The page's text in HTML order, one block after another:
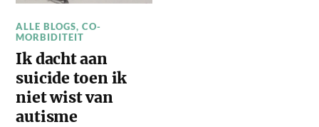
ALLE BLOGS,CO-
MORBIDITEIT
Ik dacht aan
suicide toen ik
niet wist van
autisme